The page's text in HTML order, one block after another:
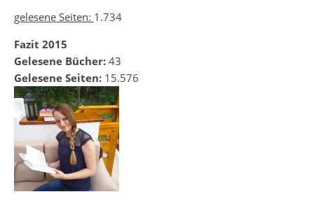
gelesene Seiten: 1.734
Fazit 2015
Gelesene Bücher: 43
Gelesene Seiten: 15.576